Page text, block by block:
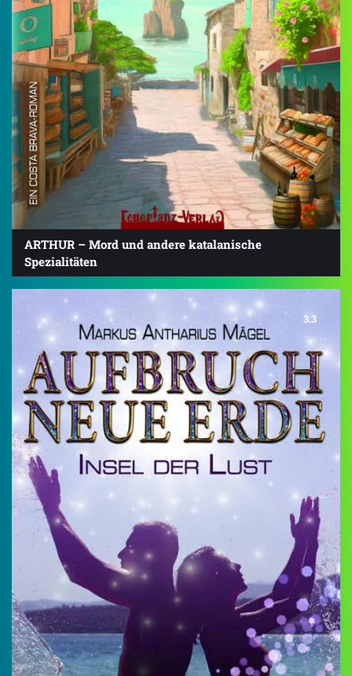
ARTHUR – Mord und andere katalanische
Spezialitäten
3.3